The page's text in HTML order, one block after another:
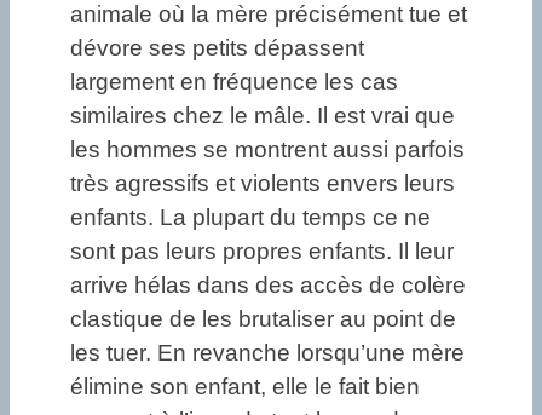
animale où la mère précisément tue et
dévore ses petits dépassent
largement en fréquence les cas
similaires chez le mâle. Il est vrai que
les hommes se montrent aussi parfois
très agressifs et violents envers leurs
enfants. La plupart du temps ce ne
sont pas leurs propres enfants. Il leur
arrive hélas dans des accès de colère
clastique de les brutaliser au point de
les tuer. En revanche lorsqu’une mère
élimine son enfant, elle le fait bien